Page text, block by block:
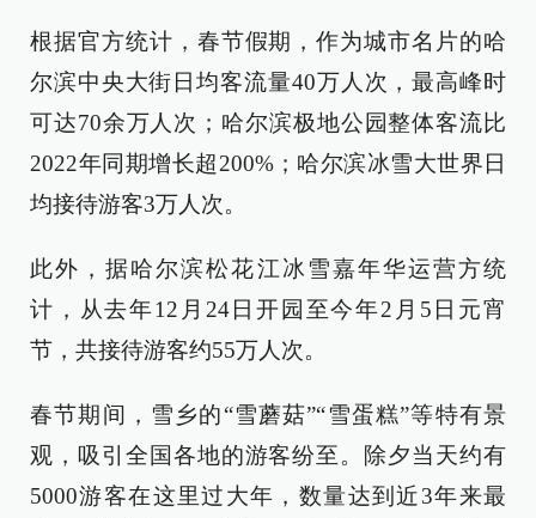
根据官方统计，春节假期，作为城市名片的哈
尔滨中央大街日均客流量40万人次，最高峰时
可达70余万人次；哈尔滨极地公园整体客流比
2022年同期增长超200%；哈尔滨冰雪大世界日
均接待游客3万人次。
此外，据哈尔滨松花江冰雪嘉年华运营方统
计，从去年12月24日开园至今年2月5日元宵
节，共接待游客约55万人次。
春节期间，雪乡的“雪蘑菇”“雪蛋糕”等特有景
观，吸引全国各地的游客纷至。除夕当天约有
5000游客在这里过大年，数量达到近3年来最